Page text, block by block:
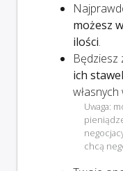
możesz
ilości.
Będziesz
ich
Uwaga:
chcą